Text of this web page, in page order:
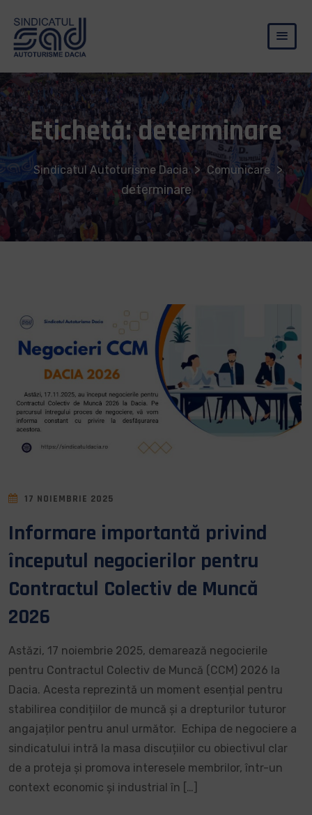
Etichetă:determinare
Sindicatul Autoturisme Dacia > Comunicare >
determinare
17 NOIEMBRIE 2025
Informare importantă privind
începutul negocierilor pentru
Contractul Colectiv de Muncă
2026
Astăzi, 17 noiembrie 2025, demarează negocierile
pentru Contractul Colectiv de Muncă (CCM) 2026 la
Dacia. Acesta reprezintă un moment esențial pentru
stabilirea condițiilor de muncă și a drepturilor tuturor
angajaților pentru anul următor. Echipa de negociere a
sindicatului intră la masa discuțiilor cu obiectivul clar
de a proteja și promova interesele membrilor, într-un
context economic și industrial în […]